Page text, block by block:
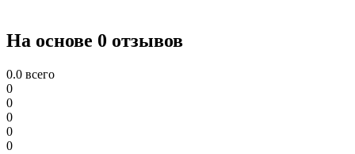
На основе 0 отзывов
0.0 всего
0
0
0
0
0